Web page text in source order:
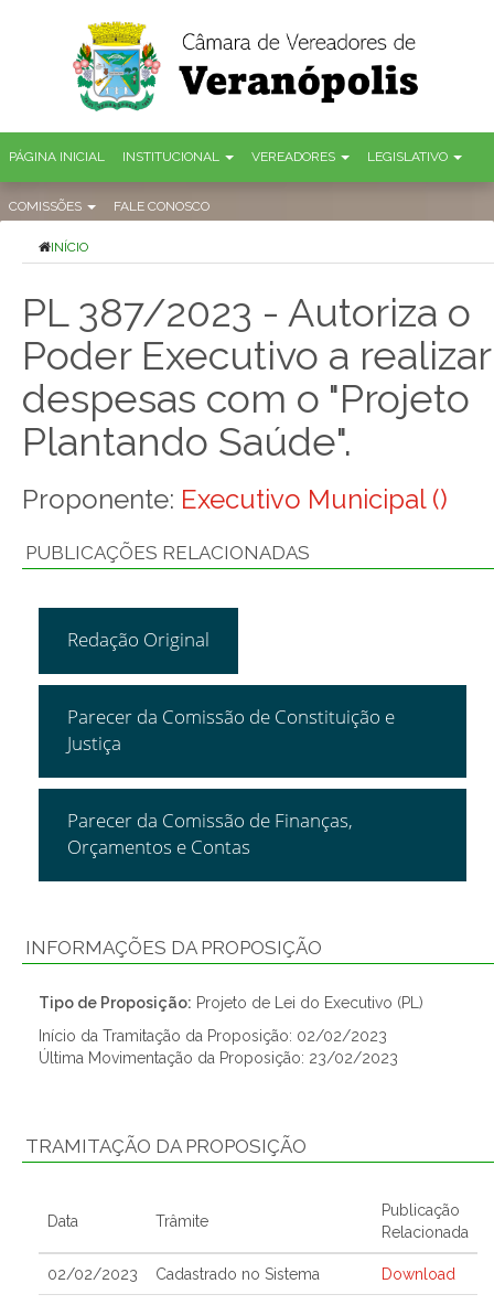
PÁGINA INICIAL INSTITUCIONAL VEREADORES LEGISLATIVO
COMISSÕES FALE CONOSCO
INÍCIO
PL 387/2023 - Autoriza o
Poder Executivo a realizar
despesas com o "Projeto
Plantando Saúde".
Proponente: Executivo Municipal ()
PUBLICAÇÕES RELACIONADAS
Redação Original
Parecer da Comissão de Constituição e
Justiça
Parecer da Comissão de Finanças,
Orçamentos e Contas
INFORMAÇÕES DA PROPOSIÇÃO
Tipo de Proposição: Projeto de Lei do Executivo (PL)
Início da Tramitação da Proposição: 02/02/2023
Última Movimentação da Proposição: 23/02/2023
TRAMITAÇÃO DA PROPOSIÇÃO
Data Trâmite
Publicação
Relacionada
02/02/2023 Cadastrado no Sistema Download